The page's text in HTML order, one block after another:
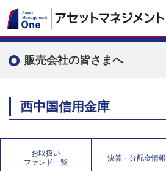
販売会社の皆さまへ
西中国信用金庫
お取扱い
ファンド一覧
決算・分配金情報